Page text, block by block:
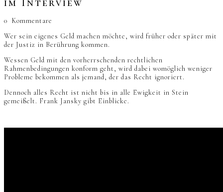
im Interview
0 Kommentare
Wer sein eigenes Geld machen möchte, wird früher oder später mit
der Justiz in Berührung kommen.
Wessen Geld mit den vorherrschenden rechtlichen
Rahmenbedingungen konform geht, wird dabei womöglich weniger
Probleme bekommen als jemand, der das Recht ignoriert.
Dennoch alles Recht ist nicht bis in alle Ewigkeit in Stein
gemeißelt. Frank Jansky gibt Einblicke.